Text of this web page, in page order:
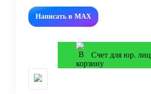
Написать в MAX
Счет для юр. лиц